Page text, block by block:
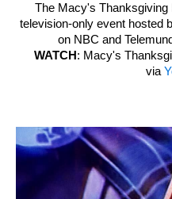
The Macy's Thanksgiving
television-only event hosted
on NBC and
WATCH: Macy's
via